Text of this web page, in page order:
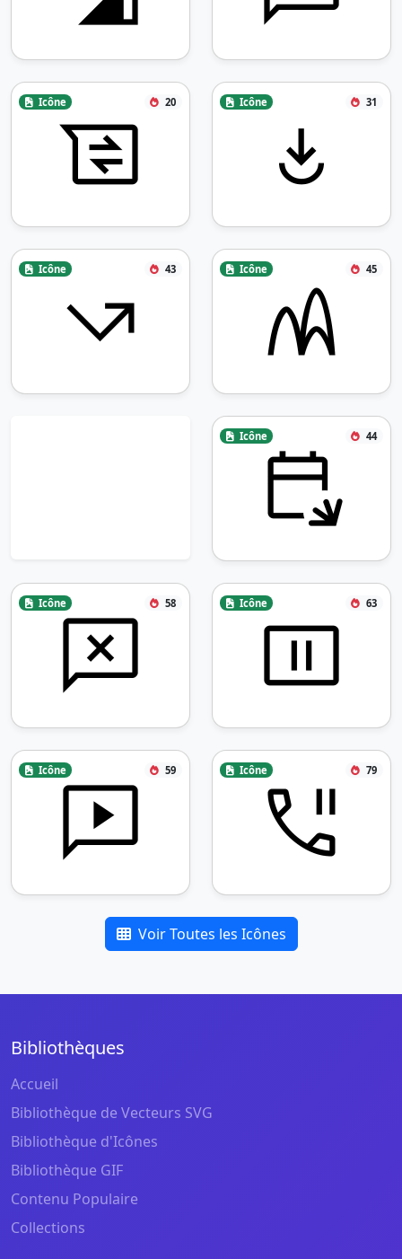
Icône 20 Icône 31
Icône 43 Icône 45
Icône 44
Icône 58 Icône 63
Icône 59 Icône 79
Voir Toutes les Icônes
Bibliothèques
Accueil
Bibliothèque de Vecteurs SVG
Bibliothèque d'Icônes
Bibliothèque GIF
Contenu Populaire
Collections